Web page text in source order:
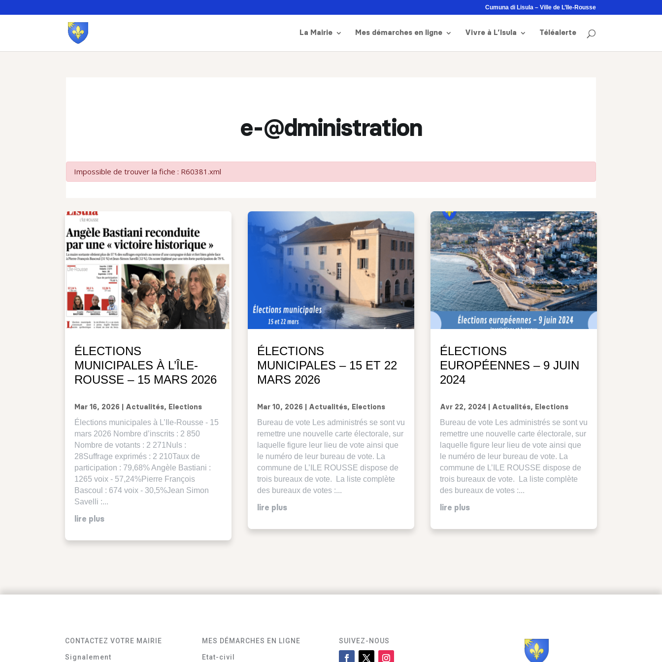
Cumuna di Lisula – Ville de L’Ile-Rousse
La Mairie Mes démarches en ligne Vivre à L’Isula Téléalerte
e-@dministration
Impossible de trouver la fiche : R60381.xml
ÉLECTIONS
MUNICIPALES À L’ÎLE-
ROUSSE – 15 MARS 2026
Mar 16, 2026 Actualités, Elections
Élections municipales à L’Ile-Rousse - 15
mars 2026 Nombre d’inscrits : 2 850
Nombre de votants : 2 271Nuls :
28Suffrage exprimés : 2 210Taux de
participation : 79,68% Angèle Bastiani :
1265 voix - 57,24%Pierre François
Bascoul : 674 voix - 30,5%Jean Simon
Savelli :...
lire plus
ÉLECTIONS
MUNICIPALES – 15 ET 22
MARS 2026
Mar 10, 2026| Actualités, Elections
Bureau de vote Les administrés se sont vu
remettre une nouvelle carte électorale, sur
laquelle figure leur lieu de vote ainsi que
le numéro de leur bureau de vote. La
commune de L’ILE ROUSSE dispose de
trois bureaux de vote. La liste complète
des bureaux de votes :...
lire plus
ÉLECTIONS
EUROPÉENNES – 9 JUIN
2024
Avr 22, 2024| Actualités, Elections
Bureau de vote Les administrés se sont vu
remettre une nouvelle carte électorale, sur
laquelle figure leur lieu de vote ainsi que
le numéro de leur bureau de vote. La
commune de L’ILE ROUSSE dispose de
trois bureaux de vote. La liste complète
des bureaux de votes :...
lire plus
CONTACTEZ VOTRE MAIRIE
Signalement
MES DÉMARCHES EN LIGNE
Etat-civil
SUIVEZ-NOUS